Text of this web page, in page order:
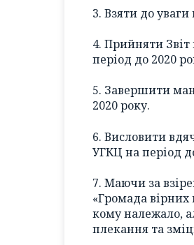
3. Взяти до уваги
4. Прийняти Звіт
період до 2020
5. Завершити
2020 року.
6. Висловити
УГКЦ на період
7. Маючи за
«Громада
кому належало,
плекання та